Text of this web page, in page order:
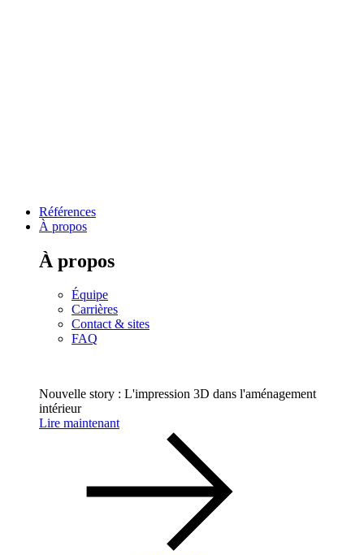
Références
À propos
À propos
Équipe
Carrières
Contact & sites
FAQ
Nouvelle story : L'impression 3D dans l'aménagement
intérieur
Lire maintenant